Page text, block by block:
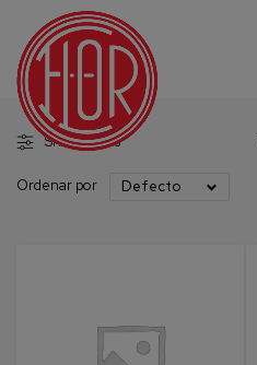
Show filters
Ordenar por Defecto